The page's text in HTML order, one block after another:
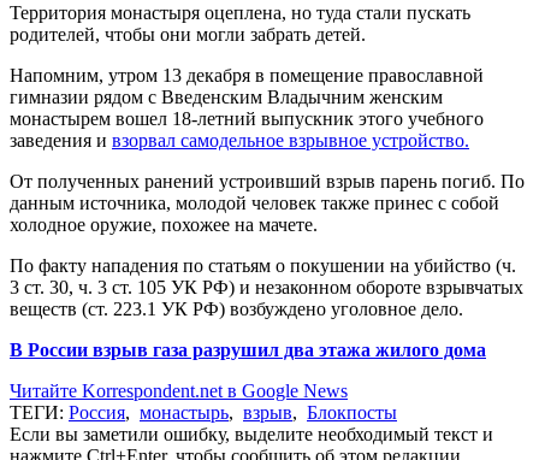
Территория монастыря оцеплена, но туда стали пускать
родителей, чтобы они могли забрать детей.
Напомним, утром 13 декабря в помещение православной
гимназии рядом с Введенским Владычним женским
монастырем вошел 18-летний выпускник этого учебного
заведения и взорвал самодельное взрывное устройство.
От полученных ранений устроивший взрыв парень погиб. По
данным источника, молодой человек также принес с собой
холодное оружие, похожее на мачете.
По факту нападения по статьям о покушении на убийство (ч.
3 ст. 30, ч. 3 ст. 105 УК РФ) и незаконном обороте взрывчатых
веществ (ст. 223.1 УК РФ) возбуждено уголовное дело.
В России взрыв газа разрушил два этажа жилого дома
Читайте Korrespondent.net в Google News
ТЕГИ: Россия, монастырь, взрыв, Блокпосты
Если вы заметили ошибку, выделите необходимый текст и
нажмите Ctrl+Enter, чтобы сообщить об этом редакции.